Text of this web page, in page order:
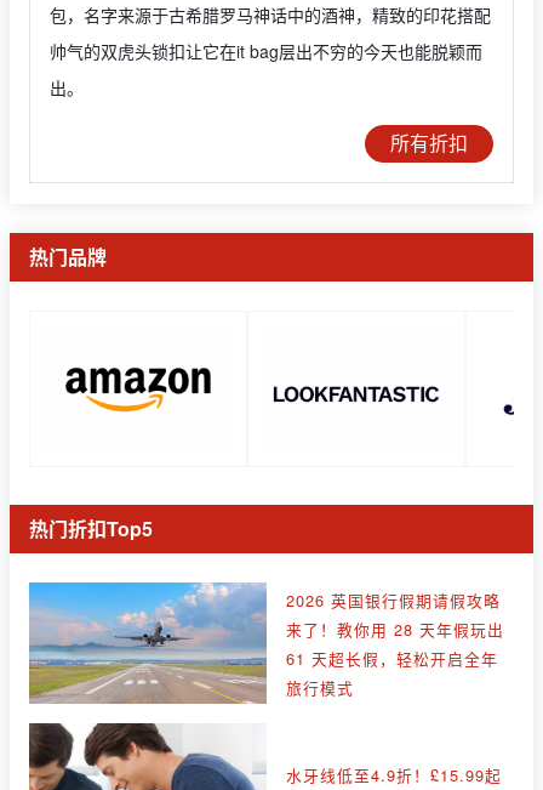
包，名字来源于古希腊罗马神话中的酒神，精致的印花搭配
帅气的双虎头锁扣让它在it bag层出不穷的今天也能脱颖而
出。
所有折扣
热门品牌
热门折扣Top5
2026 英国银行假期请假攻略
来了！教你用 28 天年假玩出
61 天超长假，轻松开启全年
旅行模式
水牙线低至4.9折！£15.99起